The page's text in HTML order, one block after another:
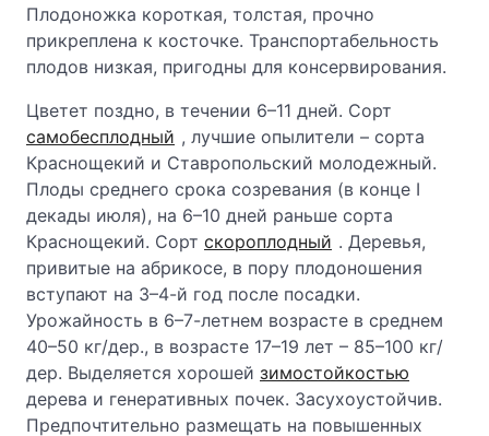
Плодоножка короткая, толстая, прочно
прикреплена к косточке. Транспортабельность
плодов низкая, пригодны для консервирования.
Цветет поздно, в течении 6–11 дней. Сорт
самобесплодный , лучшие опылители – сорта
Краснощекий и Ставропольский молодежный.
Плоды среднего срока созревания (в конце I
декады июля), на 6–10 дней раньше сорта
Краснощекий. Сорт скороплодный . Деревья,
привитые на абрикосе, в пору плодоношения
вступают на 3–4-й год после посадки.
Урожайность в 6–7-летнем возрасте в среднем
40–50 кг/дер., в возрасте 17–19 лет – 85–100 кг/
дер. Выделяется хорошей зимостойкостью
дерева и генеративных почек. Засухоустойчив.
Предпочтительно размещать на повышенных